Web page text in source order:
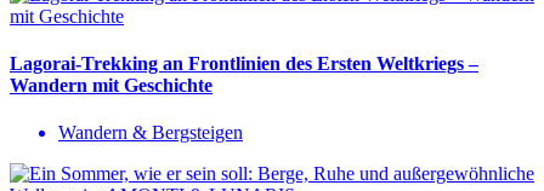
Lagorai-Trekking an Frontlinien des Ersten Weltkriegs –
Wandern mit Geschichte
Wandern & Bergsteigen